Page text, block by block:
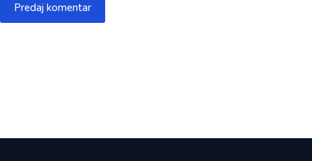
Predaj komentar